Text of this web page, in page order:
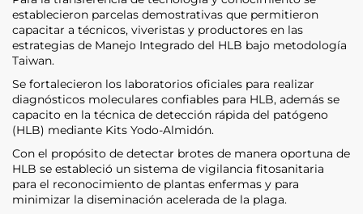
establecieron parcelas demostrativas que permitieron
capacitar a técnicos, viveristas y productores en las
estrategias de Manejo Integrado del HLB bajo metodología
Taiwan.
Se fortalecieron los laboratorios oficiales para realizar
diagnósticos moleculares confiables para HLB, además se
capacito en la técnica de detección rápida del patógeno
(HLB) mediante Kits Yodo-Almidón.
Con el propósito de detectar brotes de manera oportuna de
HLB se estableció un sistema de vigilancia fitosanitaria
para el reconocimiento de plantas enfermas y para
minimizar la diseminación acelerada de la plaga.